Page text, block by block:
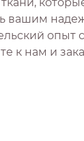
ткани,
вашим
к нам и